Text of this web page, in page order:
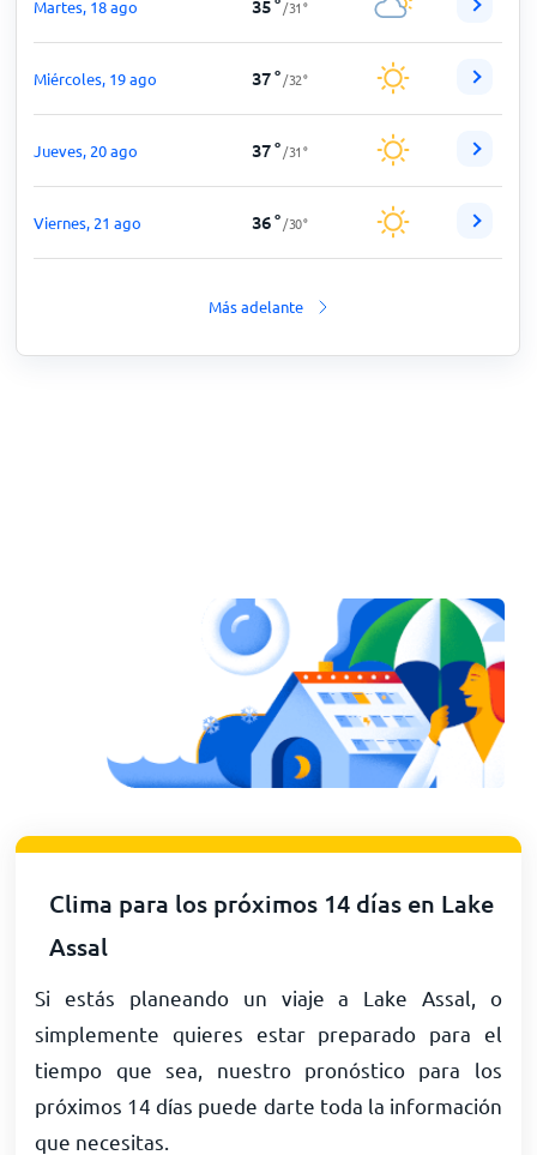
Martes, 18 ago 35° /31°
Miércoles, 19 ago 37° /32°
Jueves, 20 ago 37° /31°
Viernes, 21 ago 36° /30°
Más adelante
Clima para los próximos 14 días en Lake
Assal
Si estás planeando un viaje a Lake Assal, o
simplemente quieres estar preparado para el
tiempo que sea, nuestro pronóstico para los
próximos 14 días puede darte toda la información
que necesitas.